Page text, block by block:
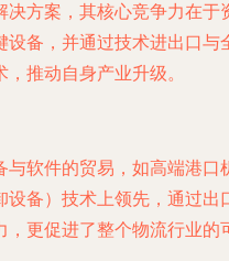
方案，其核心竞争力在
备，并通过技术进出口
推动自身产业升级。
软件的贸易，如高端港
备）技术上领先，通过
更促进了整个物流行业